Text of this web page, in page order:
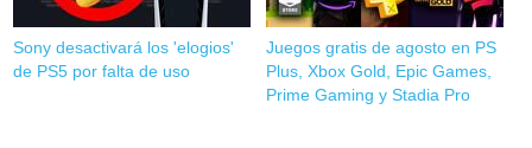
Sony desactivará los 'elogios'
de PS5 por falta de uso
Juegos gratis de agosto en PS
Plus, Xbox Gold, Epic Games,
Prime Gaming y Stadia Pro